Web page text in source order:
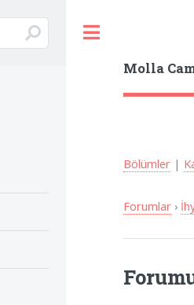
Molla
Bölümler |
Forumlar ›